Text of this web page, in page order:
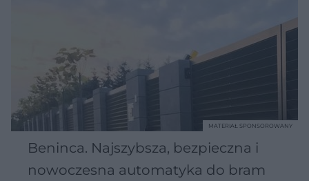
Beninca. Najszybsza, bezpieczna i
nowoczesna automatyka do bram
MATERIAŁ SPONSOROWANY